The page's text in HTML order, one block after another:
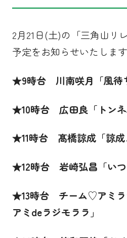
2月21日(土)の「三角山リ
予定をお知らせいたします
★9時台 川南咲月「風待
★10時台 広田良 「トン
★11時台 髙橋諒成「諒成
★12時台 岩崎弘昌「いつ
★13時台 チーム♡アミラ
アミdeラジモララ」